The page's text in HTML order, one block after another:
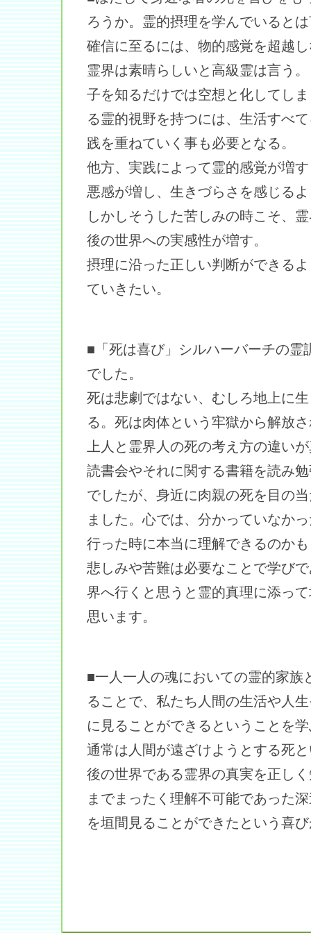
ろうか。霊的摂理を学んでいると
確信に至るには、物的感覚を超越
霊界は素晴らしいと高級霊は言う
子を知るだけでは空想と化してし
る霊的視野を持つには、生活すべ
践を重ねていく事も必要となる。
他方、実践によって霊的感覚が増
悪感が増し、生きづらさを感じる
しかしそうした苦しみの時こそ、
後の世界への実感性が増す。
摂理に沿った正しい判断ができる
ていきたい。
■「死は喜び」シルハーバーチの霊
でした。
死は悲劇ではない、むしろ地上に
る。死は肉体という牢獄から解放
上人と霊界人の死の考え方の違い
読書会やそれに関する書籍を読み
でしたが、身近に肉親の死を目の
ました。心では、分かっていなか
行った時に本当に理解できるのか
悲しみや苦難は必要なことで学び
界へ行くと思うと霊的真理に添っ
思います。
■一人一人の魂においての霊的家族
ることで、私たち人間の生活や人
に見ることができるということを
通常は人間が遠ざけようとする死
後の世界である霊界の真実を正し
までまったく理解不可能であった
を垣間見ることができたという喜